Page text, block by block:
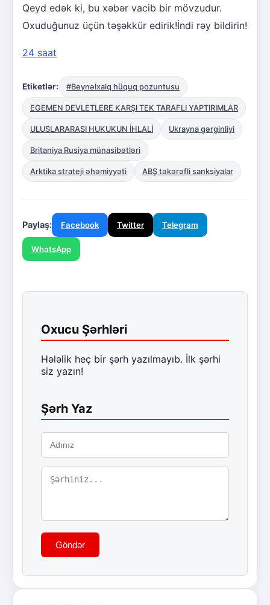
Qeyd edək ki, bu xəbər vacib bir mövzudur.
Oxuduğunuz üçün təşəkkür edirik!İndi rəy bildirin!
24 saat
Etiketlər: #Beynəlxalq hüquq pozuntusu
EGEMEN DEVLETLERE KARŞI TEK TARAFLI YAPTIRIMLAR
ULUSLARARASI HUKUKUN İHLALİ Ukrayna gərginliyi
Britaniya Rusiya münasibətləri
Arktika strateji əhəmiyyəti ABŞ təkərəfli sanksiyalar
Paylaş: Facebook Twitter Telegram
WhatsApp
Oxucu Şərhləri
Hələlik heç bir şərh yazılmayıb. İlk şərhi
siz yazın!
Şərh Yaz
Göndər